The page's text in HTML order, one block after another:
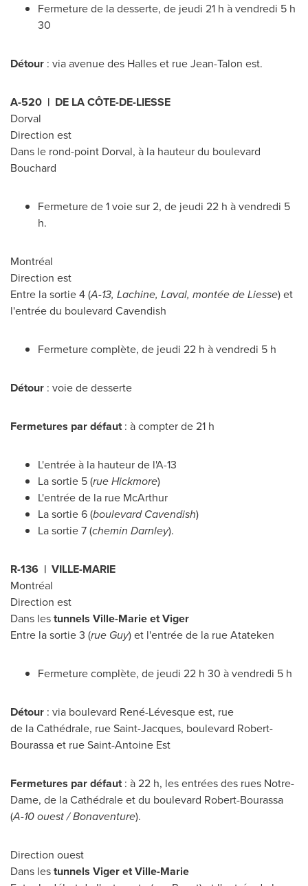
Fermeture de la desserte, de jeudi 21 h à vendredi 5 h
30
Détour : via avenue des Halles et rue Jean-Talon est.
A-520 | DE LA CÔTE-DE-LIESSE
Dorval
Direction est
Dans le rond-point Dorval, à la hauteur du boulevard
Bouchard
Fermeture de 1 voie sur 2, de jeudi 22 h à vendredi 5
h.
Montréal
Direction est
Entre la sortie 4 (A-13, Lachine, Laval, montée de Liesse) et
l'entrée du boulevard Cavendish
Fermeture complète, de jeudi 22 h à vendredi 5 h
Détour : voie de desserte
Fermetures par défaut: à compter de 21 h
L'entrée à la hauteur de l'A-13
La sortie 5 (rue Hickmore)
L'entrée de la rue McArthur
La sortie 6 (boulevardCavendish)
La sortie 7 (chemin Darnley).
R-136 | VILLE-MARIE
Montréal
Direction est
Dans lestunnels Ville-Marieet Viger
Entre la sortie 3 (rue Guy) et l'entrée de la rue Atateken
Fermeture complète, de jeudi 22 h 30 à vendredi 5 h
Détour : via boulevard René-Lévesque est, rue
de la Cathédrale, rue Saint-Jacques, boulevard Robert-
Bourassa et rue Saint-Antoine Est
Fermetures par défaut: à 22 h, les entrées des rues Notre-
Dame, de la Cathédrale et du boulevard Robert-Bourassa
(A-10 ouest / Bonaventure).
Direction ouest
Dans lestunnels Viger etVille-Marie